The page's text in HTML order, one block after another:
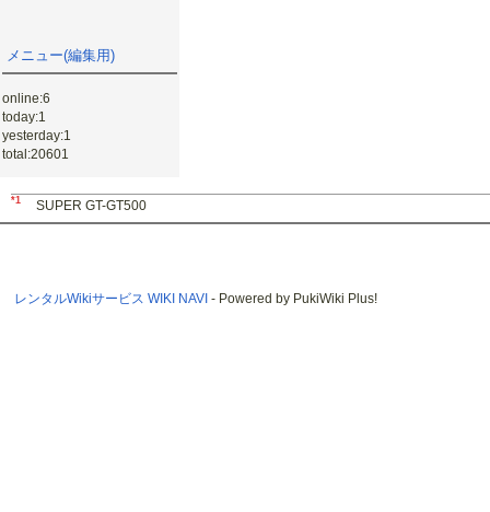
メニュー(編集用)
online:6
today:1
yesterday:1
total:20601
*1 SUPER GT-GT500
レンタルWikiサービス WIKI NAVI - Powered by PukiWiki Plus!